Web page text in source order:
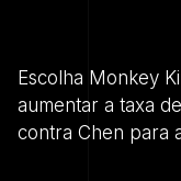
Escolha Monkey
aumentar a taxa
contra Chen para